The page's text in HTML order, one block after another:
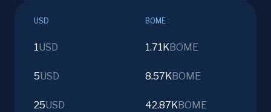
USD BOME
1USD 1.71KBOME
5USD 8.57KBOME
25USD 42.87KBOME